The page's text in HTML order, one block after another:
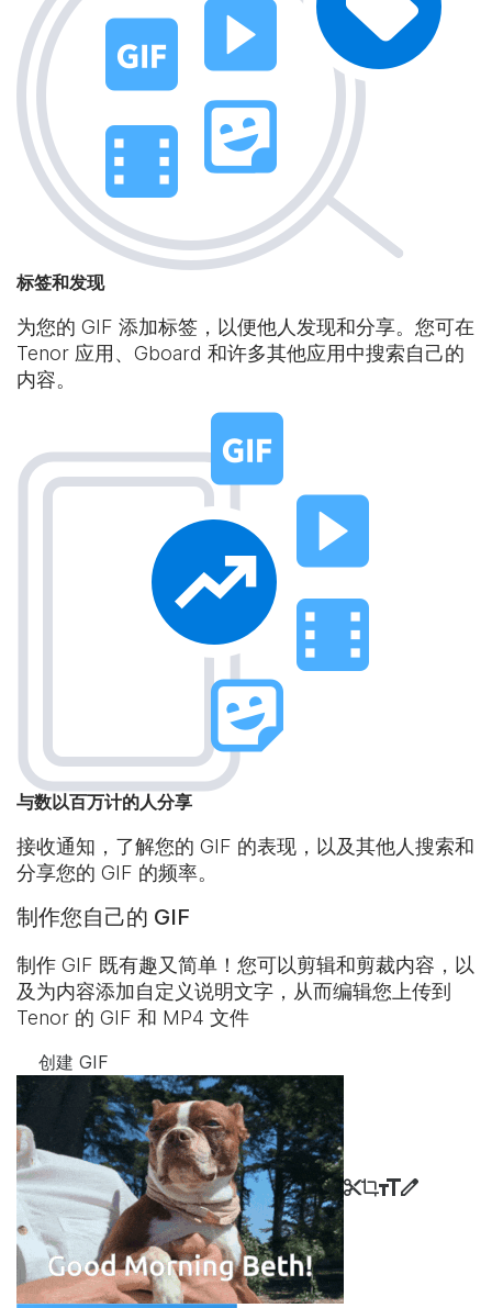
标签和发现
为您的 GIF 添加标签，以便他人发现和分享。您可在
Tenor 应用、Gboard 和许多其他应用中搜索自己的
内容。
与数以百万计的人分享
接收通知，了解您的 GIF 的表现，以及其他人搜索和
分享您的 GIF 的频率。
制作您自己的 GIF
制作 GIF 既有趣又简单！您可以剪辑和剪裁内容，以
及为内容添加自定义说明文字，从而编辑您上传到
Tenor 的 GIF 和 MP4 文件
创建 GIF